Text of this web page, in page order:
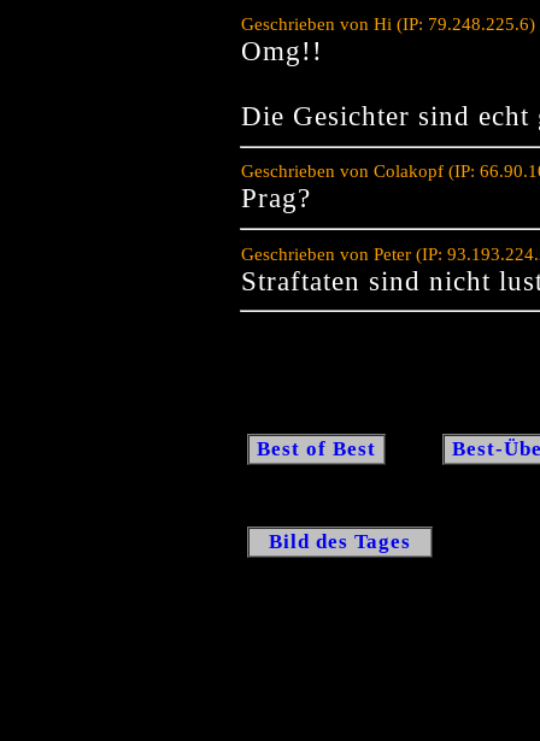
Geschrieben von Hi (IP:
Omg!!
Die Gesichter sind
Geschrieben von Colakopf (IP:
Prag?
Geschrieben von Peter (IP:
Straftaten sind nicht
Best of Best Best-
Bild des Tages